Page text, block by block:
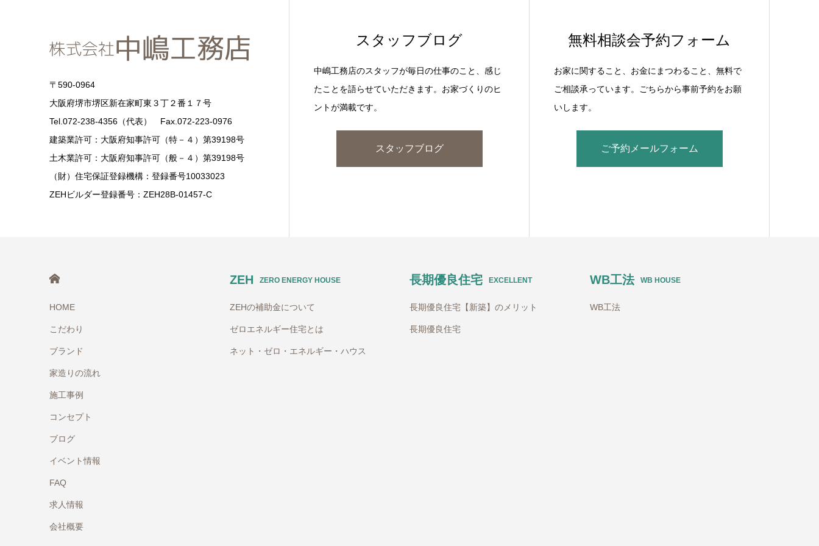
〒590-0964
大阪府堺市堺区新在家町東３丁２番１７号
Tel.072-238-4356（代表） Fax.072-223-0976
建築業許可：大阪府知事許可（特－４）第39198号
土木業許可：大阪府知事許可（般－４）第39198号
（財）住宅保証登録機構：登録番号10033023
ZEHビルダー登録番号：ZEH28B-01457-C
スタッフブログ
中嶋工務店のスタッフが毎日の仕事のこと、感じ
たことを語らせていただきます。お家づくりのヒ
ントが満載です。
スタッフブログ
無料相談会予約フォーム
お家に関すること、お金にまつわること、無料で
ご相談承っています。ごちらから事前予約をお願
いします。
ご予約メールフォーム
HOME
こだわり
ブランド
家造りの流れ
施工事例
コンセプト
ブログ
イベント情報
FAQ
求人情報
会社概要
ZEH ZERO ENERGY HOUSE
ZEHの補助金について
ゼロエネルギー住宅とは
ネット・ゼロ・エネルギー・ハウス
長期優良住宅 EXCELLENT
長期優良住宅【新築】のメリット
長期優良住宅
WB工法 WB HOUSE
WB工法